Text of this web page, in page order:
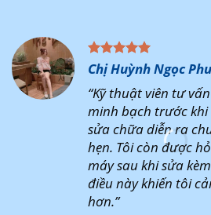
Chị Huỳnh Ngọc
“Kỹ thuật viên tư
minh bạch trước
sửa chữa diễn ra
hẹn. Tôi còn được
máy sau khi sửa
điều này khiến tôi
hơn.”